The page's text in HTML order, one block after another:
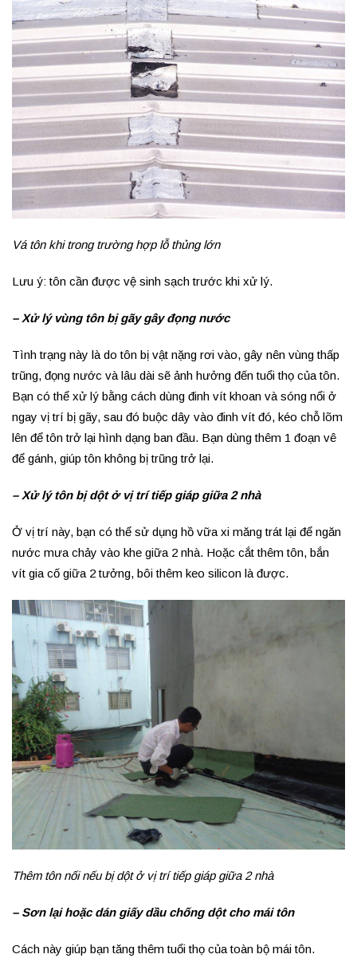
Vá tôn khi trong trường hợp lỗ thủng lớn
Lưu ý: tôn cần được vệ sinh sạch trước khi xử lý.
– Xử lý vùng tôn bị gãy gây đọng nước
Tình trạng này là do tôn bị vật nặng rơi vào, gây nên vùng thấp
trũng, đọng nước và lâu dài sẽ ảnh hưởng đến tuổi thọ của tôn.
Bạn có thể xử lý bằng cách dùng đinh vít khoan và sóng nổi ở
ngay vị trí bị gãy, sau đó buộc dây vào đinh vít đó, kéo chỗ lõm
lên để tôn trở lại hình dạng ban đầu. Bạn dùng thêm 1 đoạn vê
để gánh, giúp tôn không bị trũng trở lại.
– Xử lý tôn bị dột ở vị trí tiếp giáp giữa 2 nhà
Ở vị trí này, bạn có thể sử dụng hồ vữa xi măng trát lại để ngăn
nước mưa chảy vào khe giữa 2 nhà. Hoặc cắt thêm tôn, bắn
vít gia cố giữa 2 tưởng, bôi thêm keo silicon là được.
Thêm tôn nối nếu bị dột ở vị trí tiếp giáp giữa 2 nhà
– Sơn lại hoặc dán giấy dầu chống dột cho mái tôn
Cách này giúp bạn tăng thêm tuổi thọ của toàn bộ mái tôn.